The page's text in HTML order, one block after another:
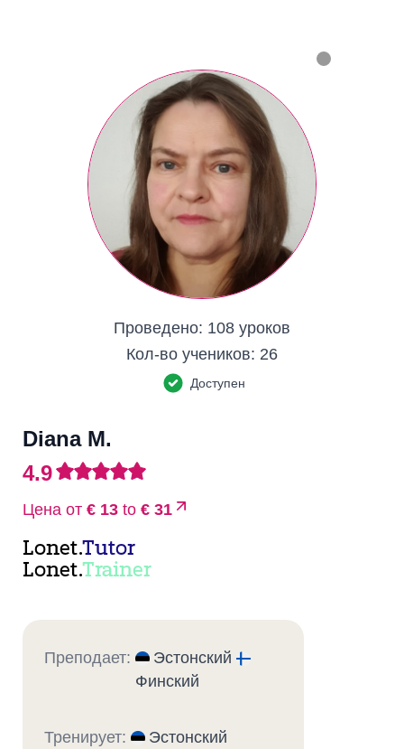
Проведено: 108 уроков
Кол-во учеников: 26
Доступен
Diana M.
4.9
Цена от € 13 to € 31
Lonet.Tutor
Lonet.Trainer
Преподает:
Эстонский
Финский
Тренирует: Эстонский